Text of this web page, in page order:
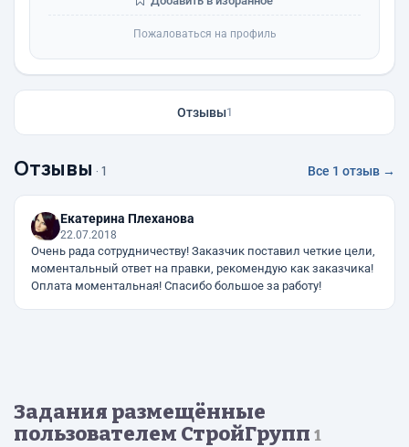
Пожаловаться на профиль
Отзывы1
Отзывы · 1 Все 1 отзыв →
Екатерина Плеханова
22.07.2018
Очень рада сотрудничеству! Заказчик поставил четкие цели,
моментальный ответ на правки, рекомендую как заказчика!
Оплата моментальная! Спасибо большое за работу!
Задания размещённые
пользователем СтройГрупп 1